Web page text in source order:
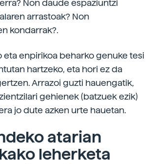
Non daude espaziuntzi
arrastoak? Non
kondarrak?.
eta enpirikoa beharko genuke tesi
hartzeko, eta hori ez da
Arrazoi guzti hauengatik,
gehienek (batzuek ezik)
jo dute azken urte hauetan.
atarian
leherketa